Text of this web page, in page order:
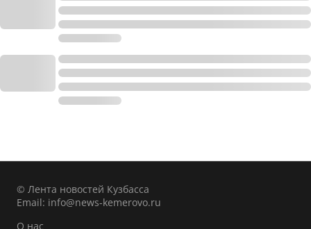
© Лента новостей Кузбасса
Email: info@news-kemerovo.ru
О нас